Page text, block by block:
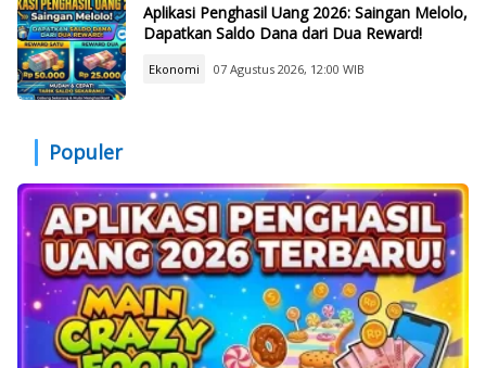
Aplikasi Penghasil Uang 2026: Saingan Melolo,
Dapatkan Saldo Dana dari Dua Reward!
Ekonomi 07 Agustus 2026, 12:00 WIB
Populer